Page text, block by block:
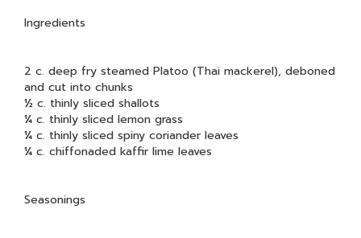
Ingredients
2 c. deep fry steamed Platoo (Thai mackerel), deboned
and cut into chunks
½ c. thinly sliced shallots
¼ c. thinly sliced lemon grass
¼ c. thinly sliced spiny coriander leaves
¼ c. chiffonaded kaffir lime leaves
Seasonings